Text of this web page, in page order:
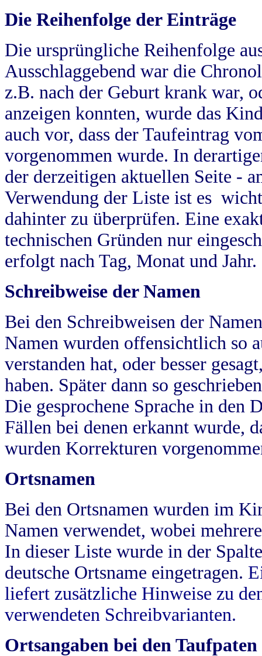
Die Reihenfolge der Einträge
Die ursprüngliche Reihenfolge
Ausschlaggebend war die
z.B. nach der Geburt krank war,
anzeigen konnten, wurde das
auch vor, dass der Taufeintrag
vorgenommen wurde. In
der derzeitigen aktuellen Seite -
Verwendung der Liste ist es
dahinter zu überprüfen. Eine
technischen Gründen nur
erfolgt nach Tag, Monat und Jahr.
Schreibweise der Namen
Bei den Schreibweisen der
Namen wurden offensichtlich so
verstanden hat, oder besser
haben. Später dann so
Die gesprochene Sprache in
Fällen bei denen erkannt wurde,
wurden Korrekturen
Ortsnamen
Bei den Ortsnamen wurden im
Namen verwendet, wobei
In dieser Liste wurde in der
deutsche Ortsname eingetragen.
liefert zusätzliche Hinweise zu
verwendeten Schreibvarianten.
Ortsangaben bei den Taufpaten